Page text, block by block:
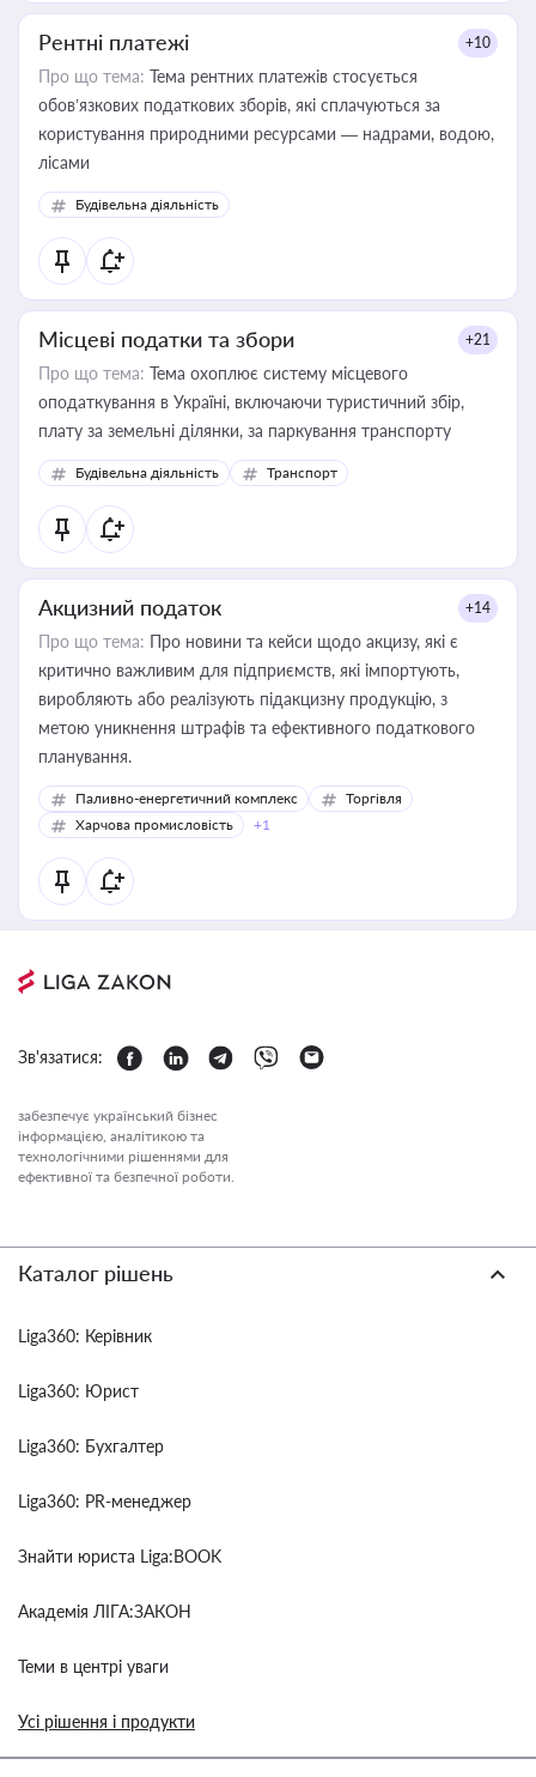
Рентні платежі +10
Про що тема: Тема рентних платежів стосується
обов’язкових податкових зборів, які сплачуються за
користування природними ресурсами — надрами, водою,
лісами
Будівельна діяльність
Місцеві податки та збори +21
Про що тема: Тема охоплює систему місцевого
оподаткування в Україні, включаючи туристичний збір,
плату за земельні ділянки, за паркування транспорту
Будівельна діяльність Транспорт
Акцизний податок +14
Про що тема: Про новини та кейси щодо акцизу, які є
критично важливим для підприємств, які імпортують,
виробляють або реалізують підакцизну продукцію, з
метою уникнення штрафів та ефективного податкового
планування.
Паливно-енергетичний комплекс
Торгівля
Харчова промисловість
+1
Зв'язатися:
забезпечує український бізнес
інформацією, аналітикою та
технологічними рішеннями для
ефективної та безпечної роботи.
Каталог рішень
Liga360: Керівник
Liga360: Юрист
Liga360: Бухгалтер
Liga360: PR-менеджер
Знайти юриста Liga:BOOK
Академія ЛІГА:ЗАКОН
Теми в центрі уваги
Усі рішення і продукти